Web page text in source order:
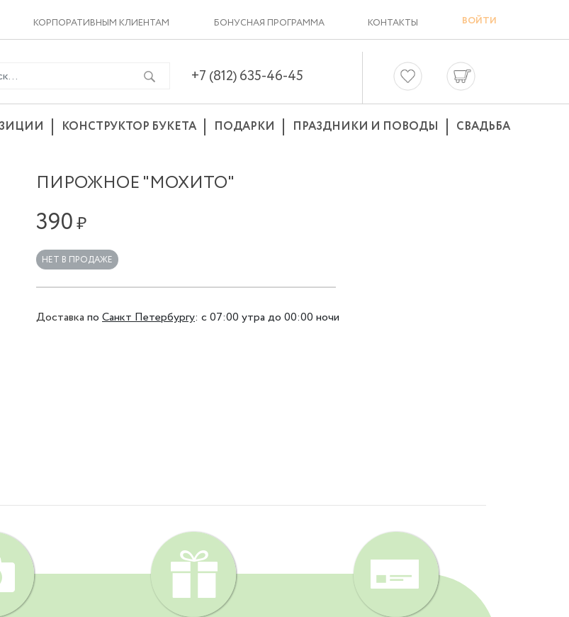
КОРПОРАТИВНЫМ КЛИЕНТАМ БОНУСНАЯ ПРОГРАММА КОНТАКТЫ ВОЙТИ
+7 (812) 635-46-45
КОНСТРУКТОР БУКЕТА ПОДАРКИ ПРАЗДНИКИ И ПОВОДЫ СВАДЬБА
ПИРОЖНОЕ "МОХИТО"
390₽
НЕТ В ПРОДАЖЕ
Доставка по Санкт Петербургу: с 07:00 утра до 00:00 ночи